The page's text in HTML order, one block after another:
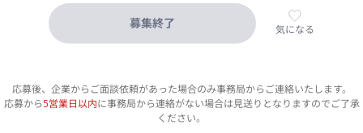
募集終了 気になる
応募後、企業からご面談依頼があった場合のみ事務局からご連絡いたします。
応募から5営業日以内に事務局から連絡がない場合は見送りとなりますのでご了承
ください。